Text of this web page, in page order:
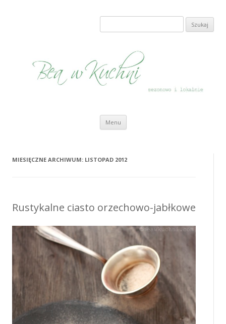
Szukaj:
Menu Przeskocz do treści
MIESIĘCZNE ARCHIWUM: LISTOPAD 2012
Rustykalne ciasto orzechowo-jabłkowe